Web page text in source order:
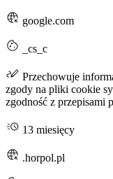
google.com
_cs_c
Przechowuje
zgody na pliki cookie
zgodność z przepisami
13 miesięcy
.horpol.pl